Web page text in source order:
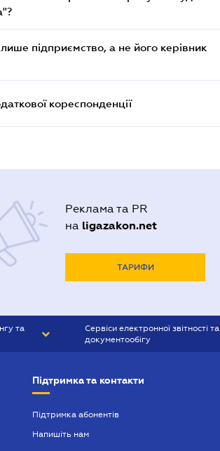
підприємство, а не його керівник
кореспонденції
Реклама та PR
на ligazakon.net
ТАРИФИ
та
Сервіси електронної звітності та
документообігу
Підтримка та контакти
Підтримка абонентів
Напишіть нам